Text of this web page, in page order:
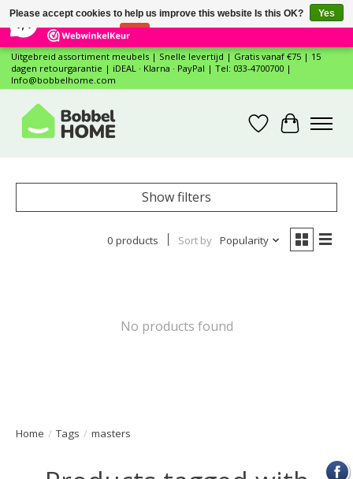
12 Reviews ×
Uitgebreid assortiment meubels | Snelle levertijd | Gratis vanaf €75 | 15
dagen retourgarantie | iDEAL · Klarna · PayPal | Tel: 033-4700700 |
Info@bobbelhome.com
WishlistCart
Home / Tags / masters
Show filters
0 products Sort by Popularity
No products found
Please accept cookies to help us improve this website Is this OK?
Yes
No